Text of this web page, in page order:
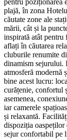
plajă, în zona
căutate zone ale
mării, cât și la
inspirată atât
aflați în căutarea
cluburile renumite
dinamism sejurului.
atmosferă modernă
bine acest lucru:
curățenie, confortul
asemenea,
iar camerele
și relaxantă.
dispoziția oaspeților
sejur confortabil pe